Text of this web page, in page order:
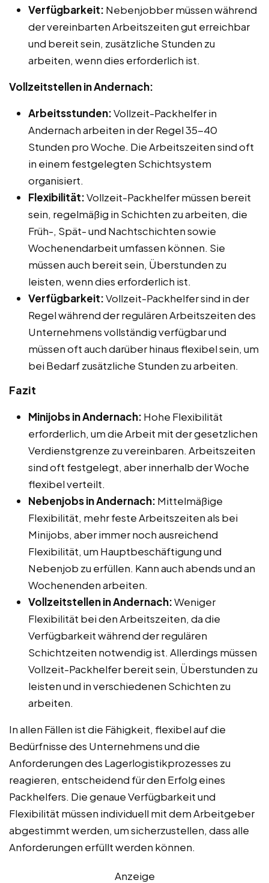
Verfügbarkeit: Nebenjobber müssen während
der vereinbarten Arbeitszeiten gut erreichbar
und bereit sein, zusätzliche Stunden zu
arbeiten, wenn dies erforderlich ist.
Vollzeitstellen in Andernach:
Arbeitsstunden:Vollzeit-Packhelfer in
Andernach arbeiten in der Regel 35-40
Stunden pro Woche. Die Arbeitszeiten sind oft
in einem festgelegten Schichtsystem
organisiert.
Flexibilität:Vollzeit-Packhelfer müssen bereit
sein, regelmäßig in Schichten zu arbeiten, die
Früh-, Spät- und Nachtschichten sowie
Wochenendarbeit umfassen können. Sie
müssen auch bereit sein, Überstunden zu
leisten, wenn dies erforderlich ist.
Verfügbarkeit:Vollzeit-Packhelfer sind in der
Regel während der regulären Arbeitszeiten des
Unternehmens vollständig verfügbar und
müssen oft auch darüber hinaus flexibel sein, um
bei Bedarf zusätzliche Stunden zu arbeiten.
Fazit
Minijobs in Andernach: Hohe Flexibilität
erforderlich, um die Arbeit mit der gesetzlichen
Verdienstgrenze zu vereinbaren. Arbeitszeiten
sind oft festgelegt, aber innerhalb der Woche
flexibel verteilt.
Nebenjobs in Andernach: Mittelmäßige
Flexibilität, mehr feste Arbeitszeiten als bei
Minijobs, aber immer noch ausreichend
Flexibilität, um Hauptbeschäftigung und
Nebenjob zu erfüllen. Kann auch abends und an
Wochenenden arbeiten.
Vollzeitstellen in Andernach:Weniger
Flexibilität bei den Arbeitszeiten, da die
Verfügbarkeit während der regulären
Schichtzeiten notwendig ist. Allerdings müssen
Vollzeit-Packhelfer bereit sein, Überstunden zu
leisten und in verschiedenen Schichten zu
arbeiten.
In allen Fällen ist die Fähigkeit, flexibel auf die
Bedürfnisse des Unternehmens und die
Anforderungen des Lagerlogistikprozesses zu
reagieren, entscheidend für den Erfolg eines
Packhelfers. Die genaue Verfügbarkeit und
Flexibilität müssen individuell mit dem Arbeitgeber
abgestimmt werden, um sicherzustellen, dass alle
Anforderungen erfüllt werden können.
Anzeige